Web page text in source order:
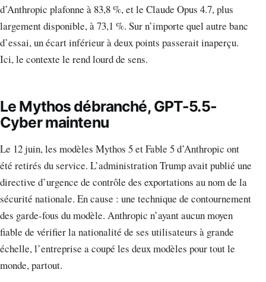
d’Anthropic plafonne à 83,8 %, et le Claude Opus 4.7, plus
largement disponible, à 73,1 %. Sur n’importe quel autre banc
d’essai, un écart inférieur à deux points passerait inaperçu.
Ici, le contexte le rend lourd de sens.
Le Mythos débranché, GPT-5.5-
Cyber maintenu
Le 12 juin, les modèles Mythos 5 et Fable 5 d’Anthropic ont
été retirés du service. L’administration Trump avait publié une
directive d’urgence de contrôle des exportations au nom de la
sécurité nationale. En cause : une technique de contournement
des garde-fous du modèle. Anthropic n’ayant aucun moyen
fiable de vérifier la nationalité de ses utilisateurs à grande
échelle, l’entreprise a coupé les deux modèles pour tout le
monde, partout.